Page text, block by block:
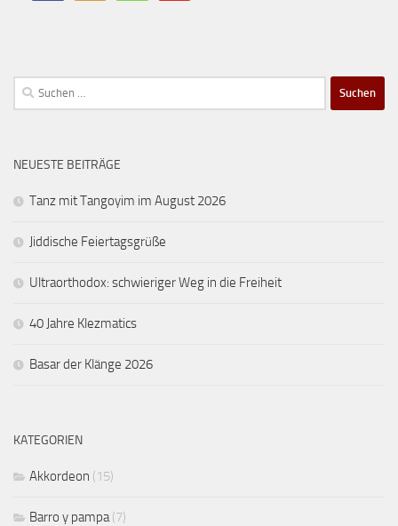
Suchen
nach:
NEUESTE BEITRÄGE
Tanz mit Tangoyim im August 2026
Jiddische Feiertagsgrüße
Ultraorthodox: schwieriger Weg in die Freiheit
40 Jahre Klezmatics
Basar der Klänge 2026
KATEGORIEN
Akkordeon (15)
Barro y pampa(7)